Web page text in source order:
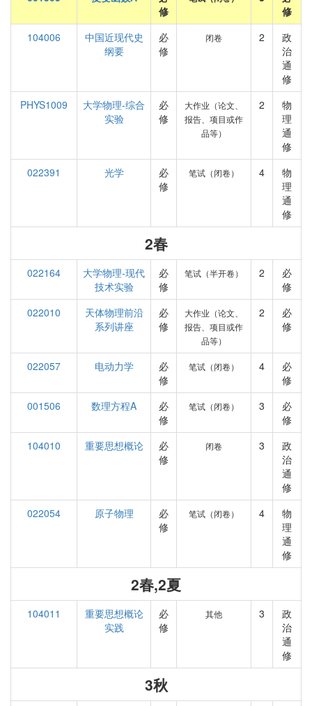
修
修
104006
中国近现代史
纲要
必
修
闭卷 2
政
治
通
修
PHYS1009
大学物理-综合
实验
必
修
大作业（论文、
报告、项目或作
品等）
2
物
理
通
修
022391
光学
必
修
笔试（闭卷） 4
物
理
通
修
2春
022164
大学物理-现代
技术实验
必
修
笔试（半开卷） 2
必
修
022010
天体物理前沿
系列讲座
必
修
大作业（论文、
报告、项目或作
品等）
2
必
修
022057 电动力学
必
修
笔试（闭卷） 4
必
修
001506
数理方程A
必
修
笔试（闭卷） 3
必
修
104010
重要思想概论
必
修
闭卷 3
政
治
通
修
022054
原子物理
必
修
笔试（闭卷） 4
物
理
通
修
2春,2夏
104011
重要思想概论
实践
必
修
其他 3
政
治
通
修
3秋